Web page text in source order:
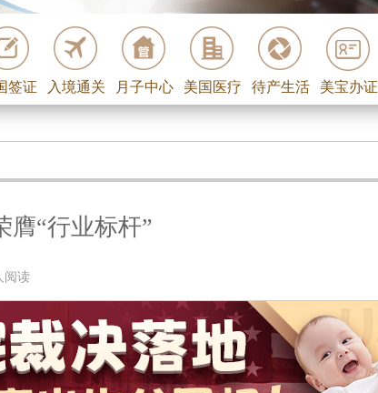
签证 入境通关 月子中心 美国医疗 待产生活 美宝办证
膺“行业标杆”
阅读